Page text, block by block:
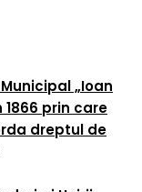
„Ioan
prin care
dreptul de